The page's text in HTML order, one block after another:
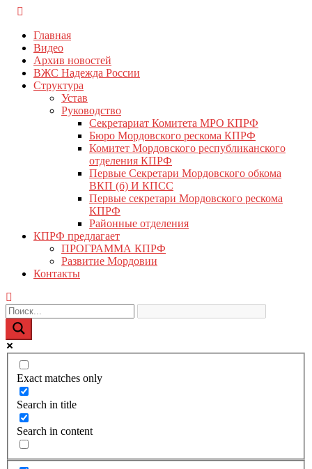
Перейти
содержимому
Главная
Видео
Архив новостей
ВЖС Надежда России
Структура
Устав
Руководство
Секретариат Комитета МРО КПРФ
Бюро Мордовского рескома КПРФ
Комитет Мордовского республиканского
отделения КПРФ
Первые Секретари Мордовского обкома
ВКП (б) И КПСС
Первые секретари Мордовского рескома
КПРФ
Районные отделения
КПРФ предлагает
ПРОГРАММА КПРФ
Развитие Мордовии
Контакты
Exact matches only
Search in title
Search in content